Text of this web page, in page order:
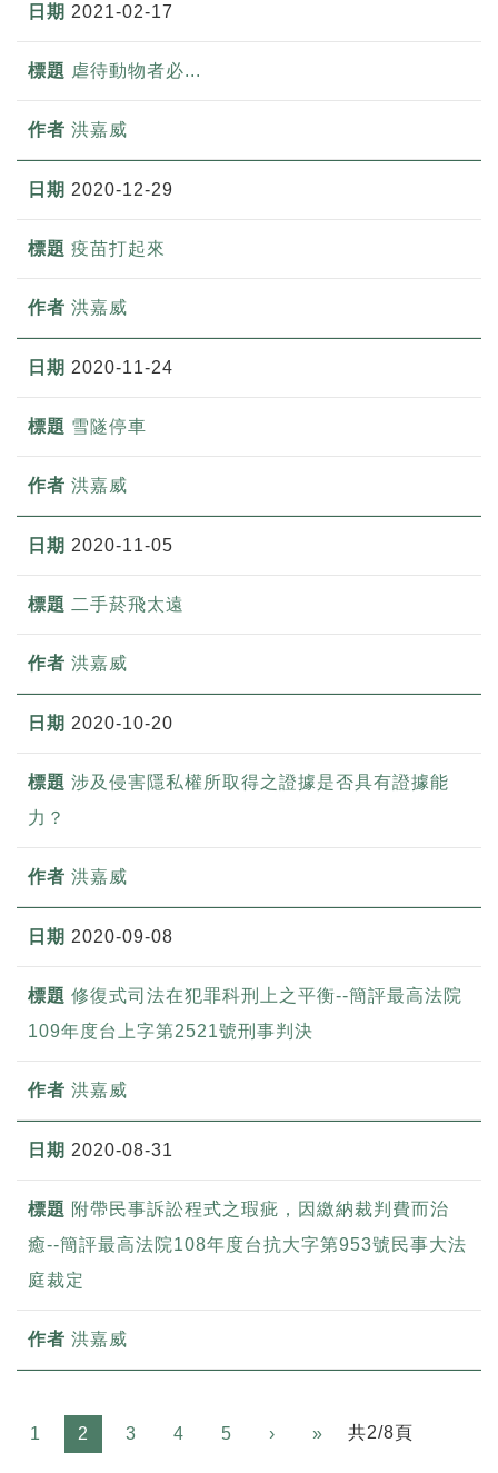
2021-02-17
虐待動物者必...
洪嘉威
2020-12-29
疫苗打起來
洪嘉威
2020-11-24
雪隧停車
洪嘉威
2020-11-05
二手菸飛太遠
洪嘉威
2020-10-20
涉及侵害隱私權所取得之證據是否具有證據能
力？
洪嘉威
2020-09-08
修復式司法在犯罪科刑上之平衡--簡評最高法院
109年度台上字第2521號刑事判決
洪嘉威
2020-08-31
附帶民事訴訟程式之瑕疵，因繳納裁判費而治
癒--簡評最高法院108年度台抗大字第953號民事大法
庭裁定
洪嘉威
1 2 3 4 5 › » Next共2/8頁